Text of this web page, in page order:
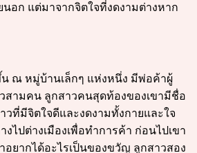
อก แต่มาจากจิตใจที่งดงามต่างหาก
น ณ หมู่บ้านเล็กๆ แห่งหนึ่ง มีพ่อค้าผู้
สามคน ลูกสาวคนสุดท้องของเขามีชื่อ
าวที่มีจิตใจดีและงดงามทั้งกายและใจ
ไปต่างเมืองเพื่อทำการค้า ก่อนไปเขา
อยากได้อะไรเป็นของขวัญ ลูกสาวสอง